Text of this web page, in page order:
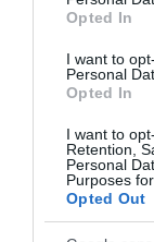
Opted In
I want to
Personal
Opted In
I want to
Retention,
Personal
Purposes
Opted Out